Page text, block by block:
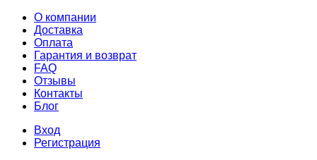
О компании
Доставка
Оплата
Гарантия и возврат
FAQ
Отзывы
Контакты
Блог
Вход
Регистрация